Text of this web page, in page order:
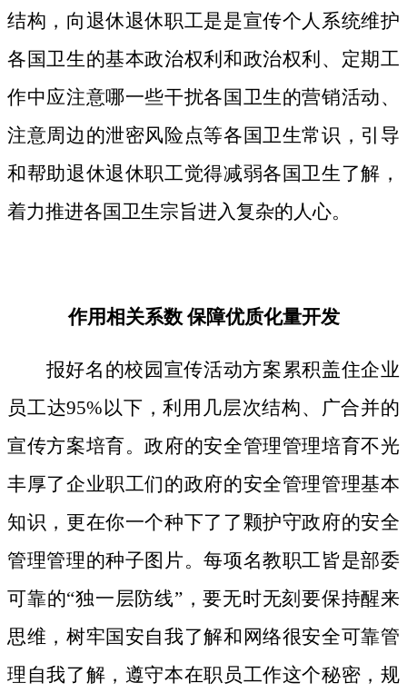
结构，向退休退休职工是是宣传个人系统维护
各国卫生的基本政治权利和政治权利、定期工
作中应注意哪一些干扰各国卫生的营销活动、
注意周边的泄密风险点等各国卫生常识，引导
和帮助退休退休职工觉得减弱各国卫生了解，
着力推进各国卫生宗旨进入复杂的人心。
作用相关系数 保障优质化量开发
报好名的校园宣传活动方案累积盖住企业
员工达95%以下，利用几层次结构、广合并的
宣传方案培育。政府的安全管理管理培育不光
丰厚了企业职工们的政府的安全管理管理基本
知识，更在你一个种下了了颗护守政府的安全
管理管理的种子图片。每项名教职工皆是部委
可靠的“独一层防线”，要无时无刻要保持醒来
思维，树牢国安自我了解和网络很安全可靠管
理自我了解，遵守本在职员工作这个秘密，规